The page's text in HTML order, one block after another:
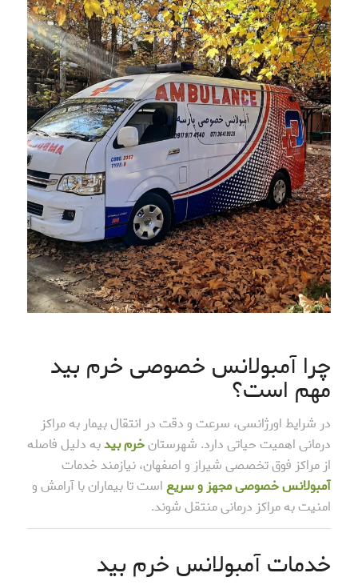
چرا آمبولانس خصوصی خرم بید
مهم است؟
در شرایط اورژانسی، سرعت و دقت در انتقال بیمار به مراکز
درمانی اهمیت حیاتی دارد. شهرستانخرم بیدبه دلیل فاصله
از مراکز فوق تخصصی شیراز و اصفهان، نیازمند خدمات
آمبولانس خصوصی مجهز و سریعاست تا بیماران با آرامش و
امنیت به مراکز درمانی منتقل شوند.
خدمات آمبولانس خرم بید